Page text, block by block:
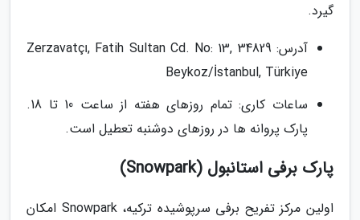
گیرد.
آدرس: Zerzavatçı, Fatih Sultan Cd. No: 13, 34829
Beykoz/İstanbul, Türkiye
ساعات کاری: تمام روزهای هفته از ساعت 10 تا 18.
پارک پروانه ها در روزهای دوشنبه تعطیل است.
پارک برفی استانبول (Snowpark)
اولین مرکز تفریح برفی سرپوشیده ترکیه، Snowpark امکان